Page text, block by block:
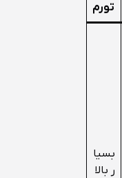
تورم
بسیا
ر بالا